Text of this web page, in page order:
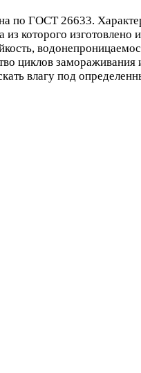
по ГОСТ 26633.
которого
циклов
влагу под